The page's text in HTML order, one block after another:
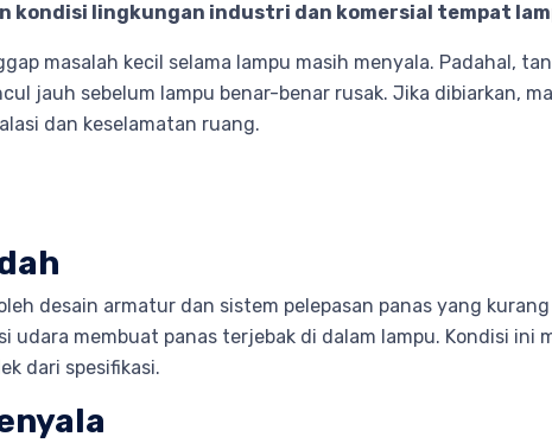
kondisi lingkungan industri dan komersial tempat
masalah kecil selama lampu masih menyala. Padahal,
jauh sebelum lampu benar-benar rusak. Jika dibiarkan,
dan keselamatan ruang.
desain armatur dan sistem pelepasan panas yang
membuat panas terjebak di dalam lampu. Kondisi ini
dari spesifikasi.